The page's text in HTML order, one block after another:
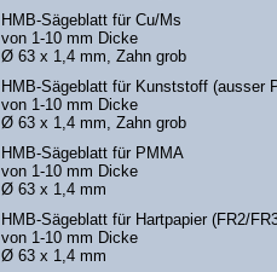
HMB-Sägeblatt für Cu/Ms
von 1-10 mm Dicke
Ø 63 x 1,4 mm, Zahn grob
HMB-Sägeblatt für Kunststoff (ausser
von 1-10 mm Dicke
Ø 63 x 1,4 mm, Zahn grob
HMB-Sägeblatt für PMMA
von 1-10 mm Dicke
Ø 63 x 1,4 mm
HMB-Sägeblatt für Hartpapier (FR2/
von 1-10 mm Dicke
Ø 63 x 1,4 mm